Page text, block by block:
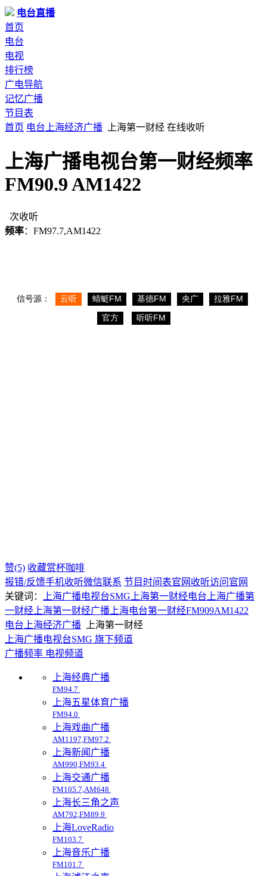
电台直播
首页
电台
电视
排行榜
广电导航
记忆广播
节目表
首页 电台 上海经济广播 上海第一财经 在线收听
上海广播电视台第一财经频率
FM90.9 AM1422
次收听
频率：FM97.7,AM1422
赞(5) 收藏赏杯咖啡
报错/反馈手机收听微信联系 节目时间表官网收听访问官网
关键词：
上海广播电视台SMG 上海第一财经电台 上海广播第
一财经 上海第一财经广播 上海电台第一财经FM909AM1422
电台 上海经济广播
上海第一财经
上海广播电视台SMG 旗下频道
广播频率 电视频道
上海经典广播
FM94.7
上海五星体育广播
FM94.0
上海戏曲广播
AM1197,FM97.2
上海新闻广播
AM990,FM93.4
上海交通广播
FM105.7,AM648
上海长三角之声
AM792,FM89.9
上海LoveRadio
FM103.7
上海音乐广播
FM101.7